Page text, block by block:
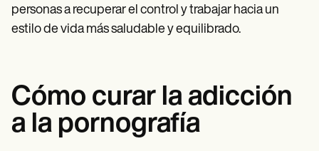
personas a recuperar el control y trabajar hacia un
estilo de vida más saludable y equilibrado.
Cómo curar la adicción
a la pornografía